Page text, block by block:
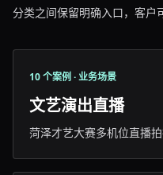
分类之间保留明确入口，客户
10 个案例 · 业务场景
文艺演出直播
菏泽才艺大赛多机位直播